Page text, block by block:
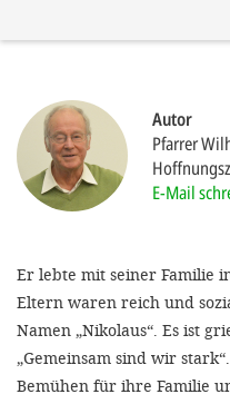
Autor
Pfarrer
E-Mail
Er lebte mit seiner Familie
Eltern waren reich und
Namen „Nikolaus“. Es ist
„Gemeinsam sind wir
Bemühen für ihre Familie